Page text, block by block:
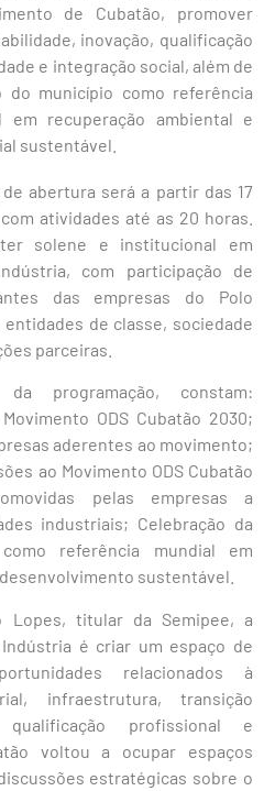
de Cubatão, promover
inovação, qualificação
e integração social, além de
do município como referência
em recuperação ambiental e
sustentável.
abertura será a partir das 17
atividades até as 20 horas.
solene e institucional em
com participação de
das empresas do Polo
de classe, sociedade
parceiras.
programação, constam:
ODS Cubatão 2030;
aderentes ao movimento;
ao Movimento ODS Cubatão
pelas empresas a
industriais; Celebração da
referência mundial em
sustentável.
Lopes, titular da Semipee, a
é criar um espaço de
relacionados à
infraestrutura, transição
qualificação profissional e
voltou a ocupar espaços
estratégicas sobre o